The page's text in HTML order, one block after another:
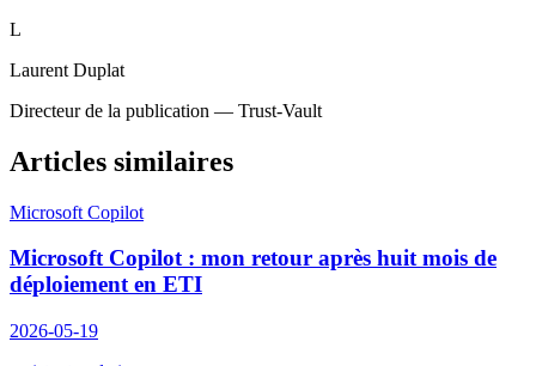
L
Laurent Duplat
Directeur de la publication — Trust-Vault
Articles similaires
Microsoft Copilot
Microsoft Copilot : mon retour après huit mois de
déploiement en ETI
2026-05-19